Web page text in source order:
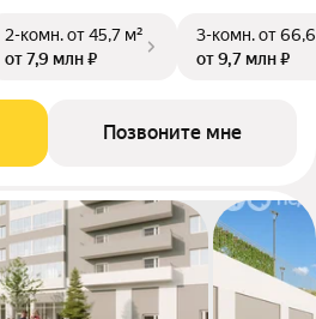
2-комн.от 45,7 м²
от 7,9 млн ₽
3-комн.от
от 9,7 млн ₽
Позвоните мне